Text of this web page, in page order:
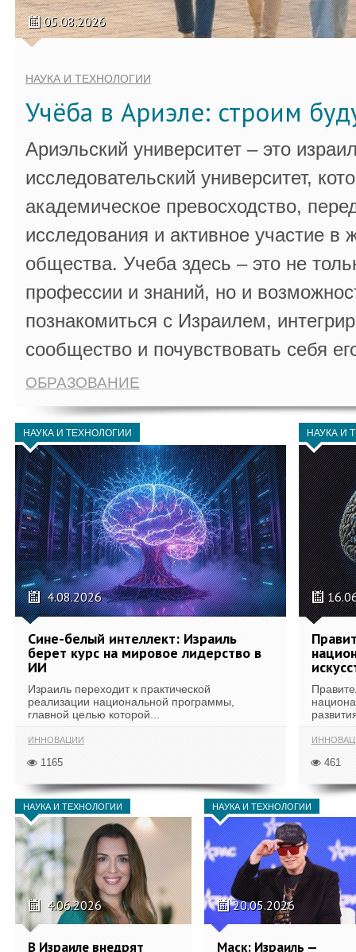
05.08.2026
НАУКА И ТЕХНОЛОГИИ
Учёба в Ариэле: строим
Ариэльский университет – это
исследовательский университет,
академическое превосходство,
исследования и активное участие в
общества. Учеба здесь – это не
профессии и знаний, но и
познакомиться с Израилем,
сообщество и почувствовать себя
ОБРАЗОВАНИЕ
НАУКА И ТЕХНОЛОГИИ
4.08.2026
Сине-белый интеллект: Израиль
берет курс на мировое лидерство в
ИИ
Израиль переходит к практической
реализации национальной программы,
главной целью которой...
ИННОВАЦИИ
1165
НАУКА И
461
НАУКА И ТЕХНОЛОГИИ
4.06.2026
В Израиле внедрят
НАУКА И ТЕХНОЛОГИИ
20.05.2026
Маск: Израиль —